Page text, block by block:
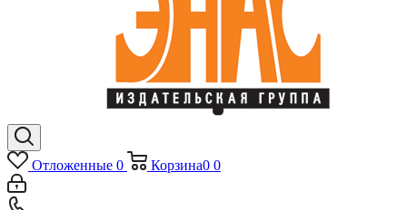
Отложенные 0 Корзина0 0